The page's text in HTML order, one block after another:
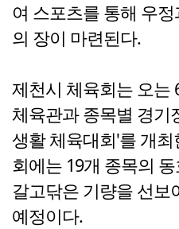
여 스포츠를 통해 우
의 장이 마련된다.
제천시 체육회는 오는
체육관과 종목별 경기
생활 체육대회'를 개
회에는 19개 종목의
갈고닦은 기량을 선보
예정이다.